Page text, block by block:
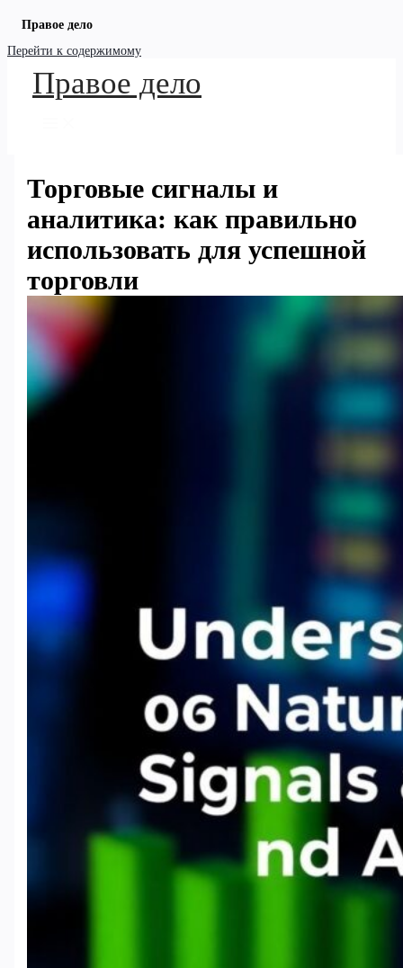
Правое дело
Перейти к содержимому
Правое дело
Торговые сигналы и
аналитика: как правильно
использовать для успешной
торговли